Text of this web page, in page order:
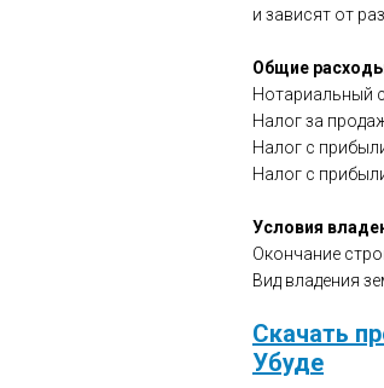
и зависят от
Общие
Нотариальный
Налог за
Налог с
Налог с
Условия
Окончание
Вид владения
Скачать
Убуде